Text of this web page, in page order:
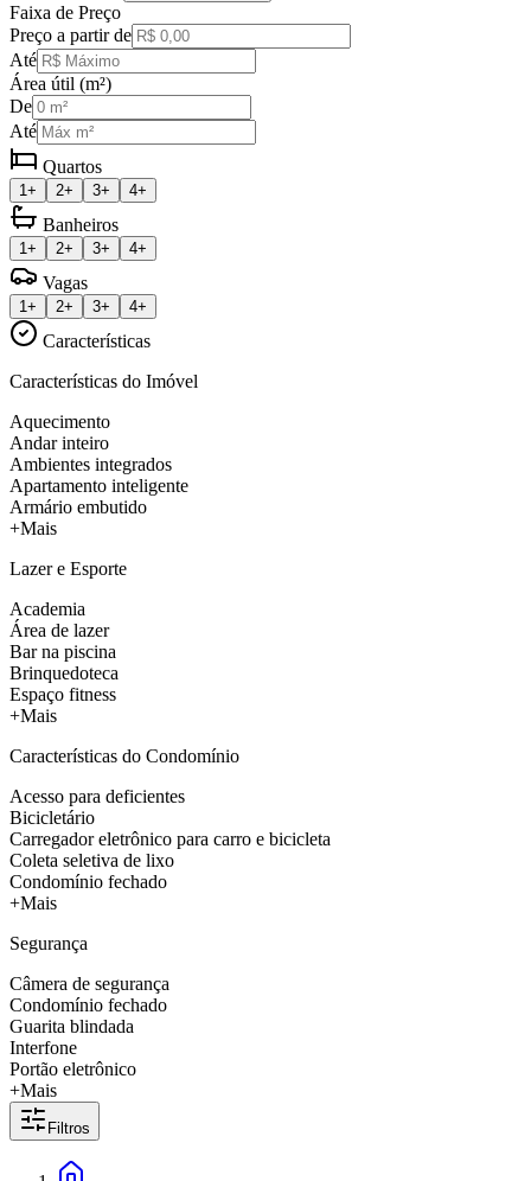
Faixa de Preço
Preço a partir de
Até
Área útil (m²)
De
Até
Quartos
1+ 2+ 3+ 4+
Banheiros
1+ 2+ 3+ 4+
Vagas
1+ 2+ 3+ 4+
Características
Características do Imóvel
Aquecimento
Andar inteiro
Ambientes integrados
Apartamento inteligente
Armário embutido
+Mais
Lazer e Esporte
Academia
Área de lazer
Bar na piscina
Brinquedoteca
Espaço fitness
+Mais
Características do Condomínio
Acesso para deficientes
Bicicletário
Carregador eletrônico para carro e bicicleta
Coleta seletiva de lixo
Condomínio fechado
+Mais
Segurança
Câmera de segurança
Condomínio fechado
Guarita blindada
Interfone
Portão eletrônico
+Mais
Filtros